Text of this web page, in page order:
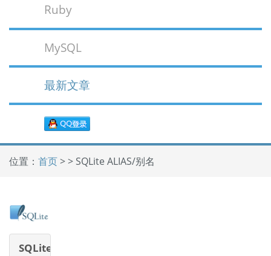
Ruby
MySQL
最新文章
位置： 首页> > SQLite ALIAS/别名
SQLite